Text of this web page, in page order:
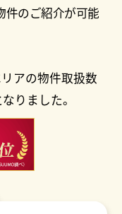
件のご紹介が可能
アの物件取扱数
りました。